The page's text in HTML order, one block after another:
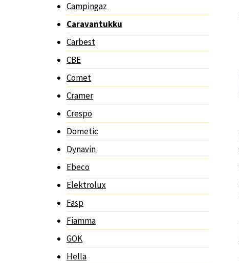
Campingaz
Caravantukku
Carbest
CBE
Comet
Cramer
Crespo
Dometic
Dynavin
Ebeco
Elektrolux
Fasp
Fiamma
GOK
Hella